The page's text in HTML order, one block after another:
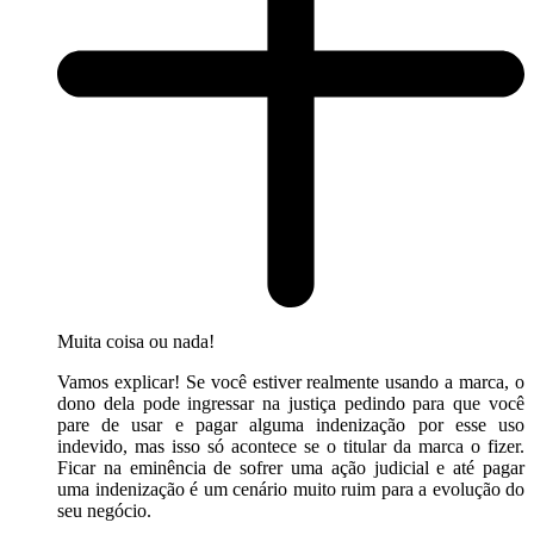
Muita coisa ou nada!
Vamos explicar! Se você estiver realmente usando a marca, o
dono dela pode ingressar na justiça pedindo para que você
pare de usar e pagar alguma indenização por esse uso
indevido, mas isso só acontece se o titular da marca o fizer.
Ficar na eminência de sofrer uma ação judicial e até pagar
uma indenização é um cenário muito ruim para a evolução do
seu negócio.